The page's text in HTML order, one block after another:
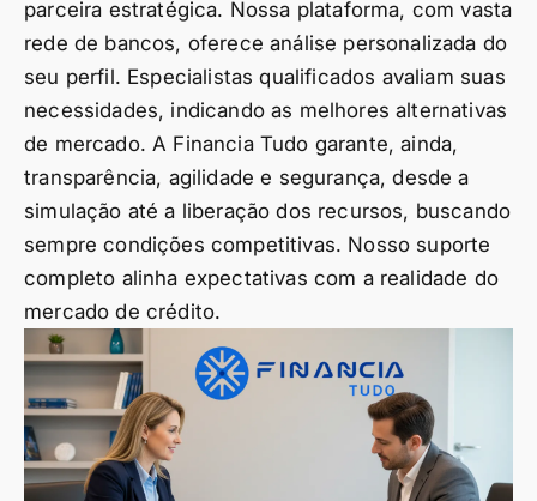
parceira estratégica. Nossa plataforma, com vasta
rede de bancos, oferece análise personalizada do
seu perfil. Especialistas qualificados avaliam suas
necessidades, indicando as melhores alternativas
de mercado. A Financia Tudo garante, ainda,
transparência, agilidade e segurança, desde a
simulação até a liberação dos recursos, buscando
sempre condições competitivas. Nosso suporte
completo alinha expectativas com a realidade do
mercado de crédito.